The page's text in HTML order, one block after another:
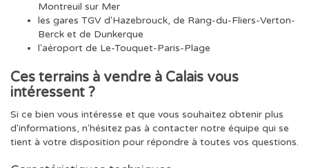
Montreuil sur Mer
les gares TGV d'Hazebrouck, de Rang-du-Fliers-Verton-
Berck et de Dunkerque
l'aéroport de Le-Touquet-Paris-Plage
Ces terrains à vendre à Calais vous
intéressent ?
Si ce bien vous intéresse et que vous souhaitez obtenir plus
d'informations, n'hésitez pas à contacter notre équipe qui se
tient à votre disposition pour répondre à toutes vos questions.